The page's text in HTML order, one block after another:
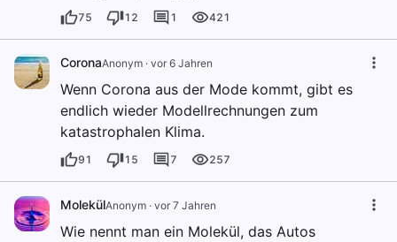
75 12 1 421
CoronaAnonym · vor 6 Jahren
Wenn Corona aus der Mode kommt, gibt es
endlich wieder Modellrechnungen zum
katastrophalen Klima.
91 15 7 257
MolekülAnonym · vor 7 Jahren
Wie nennt man ein Molekül, das Autos